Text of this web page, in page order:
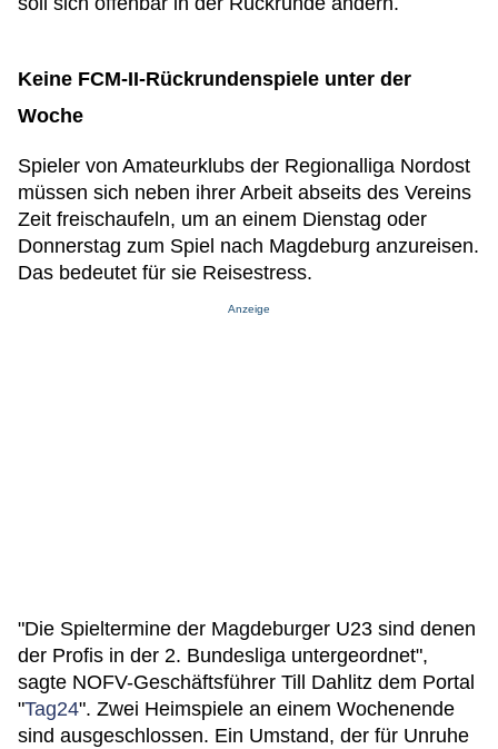
Keine FCM-II-Rückrundenspiele unter der
Woche
Spieler von Amateurklubs der Regionalliga Nordost
müssen sich neben ihrer Arbeit abseits des Vereins
Zeit freischaufeln, um an einem Dienstag oder
Donnerstag zum Spiel nach Magdeburg anzureisen.
Das bedeutet für sie Reisestress.
Anzeige
"Die Spieltermine der Magdeburger U23 sind denen
der Profis in der 2. Bundesliga untergeordnet",
sagte NOFV-Geschäftsführer Till Dahlitz dem Portal
"Tag24". Zwei Heimspiele an einem Wochenende
sind ausgeschlossen. Ein Umstand, der für Unruhe